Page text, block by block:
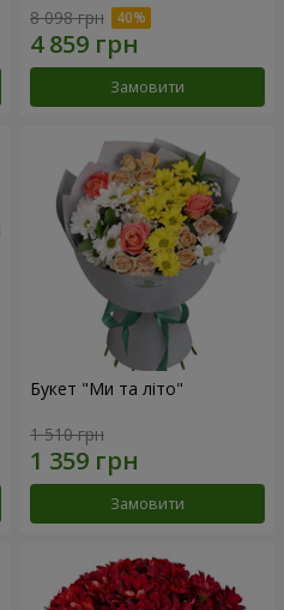
8 098 грн
Замовити
Букет "Ми та літо"
1 510 грн
Замовити